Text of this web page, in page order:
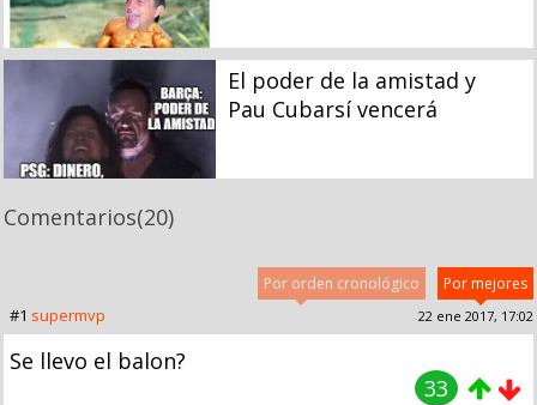
El poder de la amistad y
Pau Cubarsí vencerá
Comentarios(20)
Por mejores
Por orden cronológico
#1 supermvp 22 ene 2017, 17:02
Se llevo el balon?
33